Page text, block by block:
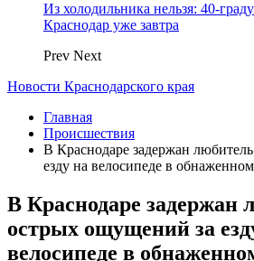
Из холодильника нельзя: 40-
Краснодар уже завтра
Prev Next
Новости Краснодарского края
Главная
Происшествия
В Краснодаре задержан
езду на велосипеде в
В Краснодаре задержан
острых ощущений за
велосипеде в